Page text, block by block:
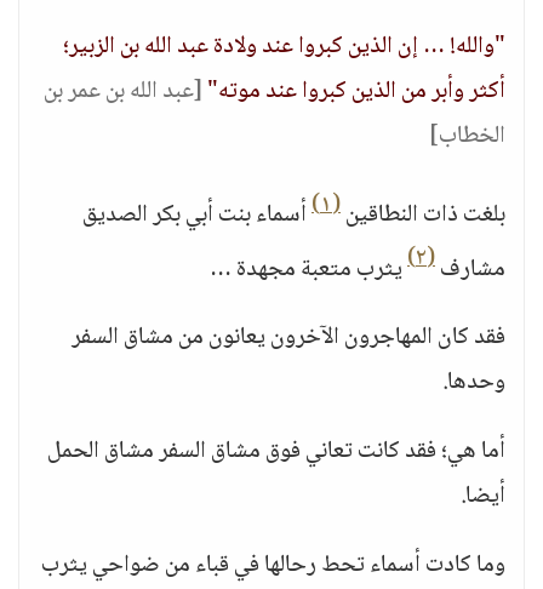
"والله! … إن الذين كبروا عند ولادة عبد الله بن الزبير؛
أكثر وأبر من الذين كبروا عند موته"[عبد الله بن عمر بن
الخطاب]
بلغت ذات النطاقين(١)
أسماء بنت أبي بكر الصديق
مشارف(٢)
يثرب متعبة مجهدة …
فقد كان المهاجرون الآخرون يعانون من مشاق السفر
وحدها.
أما هي؛ فقد كانت تعاني فوق مشاق السفر مشاق الحمل
أيضا.
وما كادت أسماء تحط رحالها في قباء من ضواحي يثرب